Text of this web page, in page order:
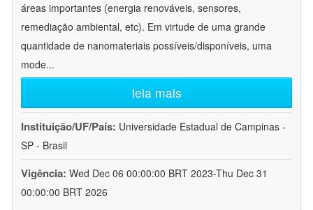
áreas importantes (energia renováveis, sensores,
remediação ambiental, etc). Em virtude de uma grande
quantidade de nanomateriais possíveis/disponíveis, uma
mode...
leia mais
Instituição/UF/País: Universidade Estadual de Campinas -
SP - Brasil
Vigência: Wed Dec 06 00:00:00 BRT 2023-Thu Dec 31
00:00:00 BRT 2026